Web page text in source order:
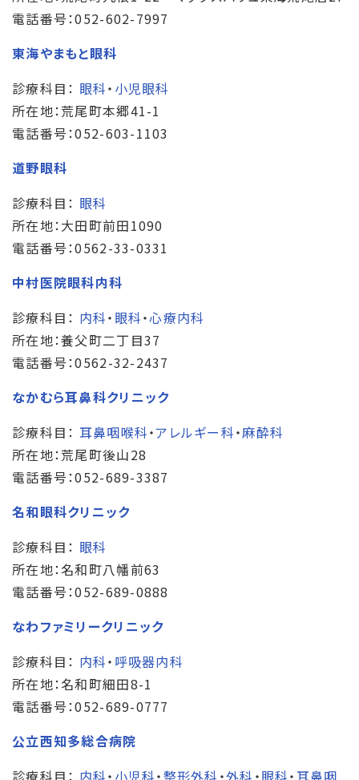
電話番号：052-602-7997
東海やまもと眼科
診療科目： 眼科・ 小児眼科
所在地：荒尾町本郷41-1
電話番号：052-603-1103
道野眼科
診療科目： 眼科
所在地：大田町前田1090
電話番号：0562-33-0331
中村医院眼科内科
診療科目： 内科・ 眼科・心療内科
所在地：養父町二丁目37
電話番号：0562-32-2437
なかむら耳鼻科クリニック
診療科目： 耳鼻咽喉科・アレルギー科・麻酔科
所在地：荒尾町後山28
電話番号：052-689-3387
名和眼科クリニック
診療科目： 眼科
所在地：名和町八幡前63
電話番号：052-689-0888
なわファミリークリニック
診療科目： 内科・ 呼吸器内科
所在地：名和町細田8-1
電話番号：052-689-0777
公立西知多総合病院
診療科目： 内科・ 小児科・整形外科 ・外科 ・眼科・耳鼻咽